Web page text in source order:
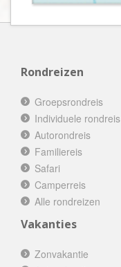
Rondreizen
Groepsrondreis
Individuele rondreis
Autorondreis
Familiereis
Safari
Camperreis
Alle rondreizen
Vakanties
Zonvakantie